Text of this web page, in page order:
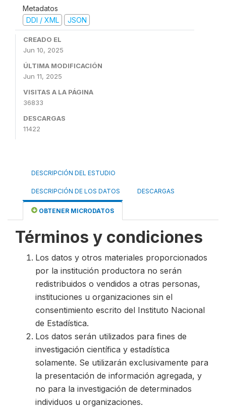
Metadatos
DDI / XML
JSON
CREADO EL
Jun 10, 2025
ÚLTIMA MODIFICACIÓN
Jun 11, 2025
VISITAS A LA PÁGINA
36833
DESCARGAS
11422
DESCRIPCIÓN DEL ESTUDIO
DESCRIPCIÓN DE LOS DATOS DESCARGAS
OBTENER MICRODATOS
Términos y condiciones
Los datos y otros materiales proporcionados
por la institución productora no serán
redistribuidos o vendidos a otras personas,
instituciones u organizaciones sin el
consentimiento escrito del Instituto Nacional
de Estadística.
Los datos serán utilizados para fines de
investigación científica y estadística
solamente. Se utilizarán exclusivamente para
la presentación de información agregada, y
no para la investigación de determinados
individuos u organizaciones.